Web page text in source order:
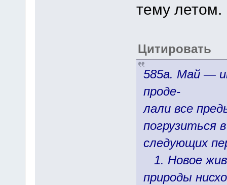
тему летом.
Цитировать
585а. Май —
проде-
лали все
погрузиться
следующих
1. Новое
природы